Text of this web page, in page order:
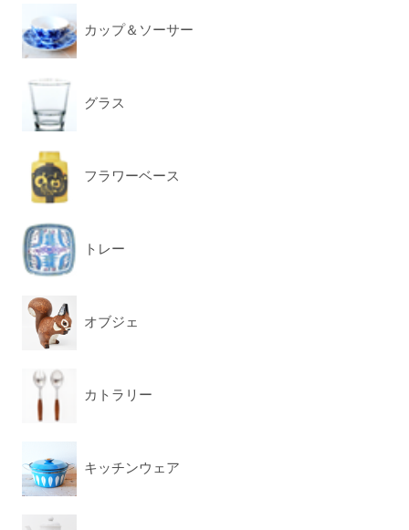
カップ＆ソーサー
グラス
フラワーベース
トレー
オブジェ
カトラリー
キッチンウェア